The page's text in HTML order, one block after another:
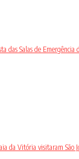
das Salas de Emergência
da Vitória visitaram São